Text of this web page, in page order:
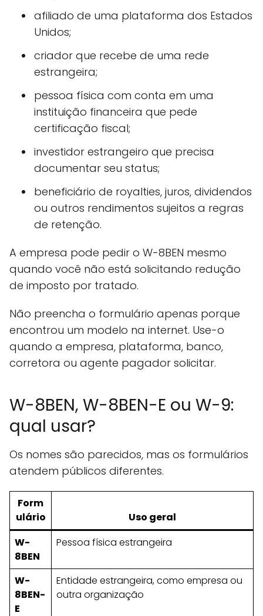
afiliado de uma plataforma dos Estados
Unidos;
criador que recebe de uma rede
estrangeira;
pessoa física com conta em uma
instituição financeira que pede
certificação fiscal;
investidor estrangeiro que precisa
documentar seu status;
beneficiário de royalties, juros, dividendos
ou outros rendimentos sujeitos a regras
de retenção.
A empresa pode pedir o W-8BEN mesmo
quando você não está solicitando redução
de imposto por tratado.
Não preencha o formulário apenas porque
encontrou um modelo na internet. Use-o
quando a empresa, plataforma, banco,
corretora ou agente pagador solicitar.
W-8BEN, W-8BEN-E ou W-9:
qual usar?
Os nomes são parecidos, mas os formulários
atendem públicos diferentes.
Form
ulário
Uso geral
W-
8BEN
Pessoa física estrangeira
W-
8BEN-
E
Entidade estrangeira, como empresa ou
outra organização